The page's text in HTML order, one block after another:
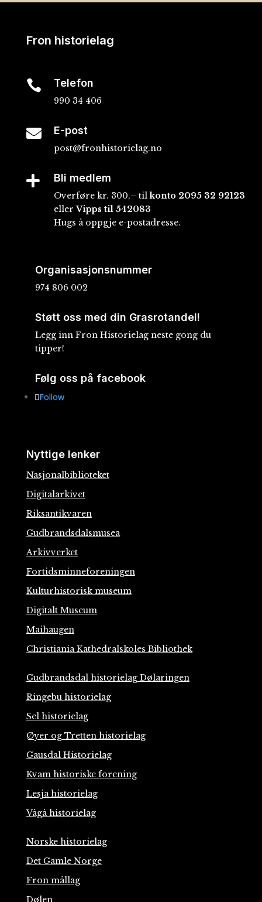
Fron historielag
 Telefon
990 34 406
 E-post
post@fronhistorielag.no
 Bli medlem
Overføre kr. 300,– tilkonto 2095 32 92123
ellerVipps til 542083
Hugs å oppgje e-postadresse.
Organisasjonsnummer
974 806 002
Støtt oss med din Grasrotandel!
Legg inn Fron Historielag neste gong du
tipper!
Følg oss på facebook
Follow
Nyttige lenker
Nasjonalbiblioteket
Digitalarkivet
Riksantikvaren
Gudbrandsdalsmusea
Arkivverket
Fortidsminneforeningen
Kulturhistorisk museum
Digitalt Museum
Maihaugen
Christiania Kathedralskoles Bibliothek
Gudbrandsdal historielag Dølaringen
Ringebu historielag
Sel historielag
Øyer og Tretten historielag
Gausdal Historielag
Kvam historiske forening
Lesja historielag
Vågå historielag
Norske historielag
Det Gamle Norge
Fron mållag
Dølen